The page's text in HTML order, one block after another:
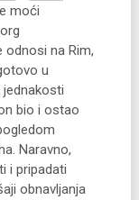
moći
odnosi na Rim,
u
bio i ostao
Naravno,
i pripadati
obnavljanja